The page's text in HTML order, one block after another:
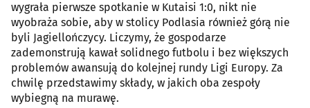
wygrała pierwsze spotkanie w Kutaisi 1:0, nikt nie
wyobraża sobie, aby w stolicy Podlasia również górą nie
byli Jagiellończycy. Liczymy, że gospodarze
zademonstrują kawał solidnego futbolu i bez większych
problemów awansują do kolejnej rundy Ligi Europy. Za
chwilę przedstawimy składy, w jakich oba zespoły
wybiegną na murawę.